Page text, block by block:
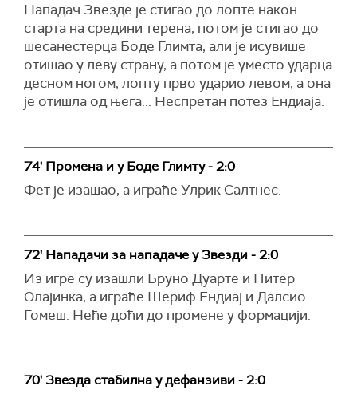
Нападач Звезде је стигао до лопте након
старта на средини терена, потом је стигао до
шесанестерца Боде Глимта, али је исувише
отишао у леву страну, а потом је уместо ударца
десном ногом, лопту прво ударио левом, а она
је отишла од њега... Неспретан потез Ендиаја.
74' Промена и у Боде Глимту - 2:0
Фет је изашао, а играће Улрик Салтнес.
72' Нападачи за нападаче у Звезди - 2:0
Из игре су изашли Бруно Дуарте и Питер
Олајинка, а играће Шериф Ендиај и Далсио
Гомеш. Неће доћи до промене у формацији.
70' Звезда стабилна у дефанзиви - 2:0